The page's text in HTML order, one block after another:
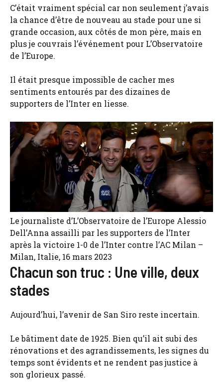
C’était vraiment spécial car non seulement j’avais
la chance d’être de nouveau au stade pour une si
grande occasion, aux côtés de mon père, mais en
plus je couvrais l’événement pour L’Observatoire
de l’Europe.
Il était presque impossible de cacher mes
sentiments entourés par des dizaines de
supporters de l’Inter en liesse.
Le journaliste d’L’Observatoire de l’Europe Alessio
Dell’Anna assailli par les supporters de l’Inter
après la victoire 1-0 de l’Inter contre l’AC Milan –
Milan, Italie, 16 mars 2023
Chacun son truc : Une ville, deux
stades
Aujourd’hui, l’avenir de San Siro reste incertain.
Le bâtiment date de 1925. Bien qu’il ait subi des
rénovations et des agrandissements, les signes du
temps sont évidents et ne rendent pas justice à
son glorieux passé.